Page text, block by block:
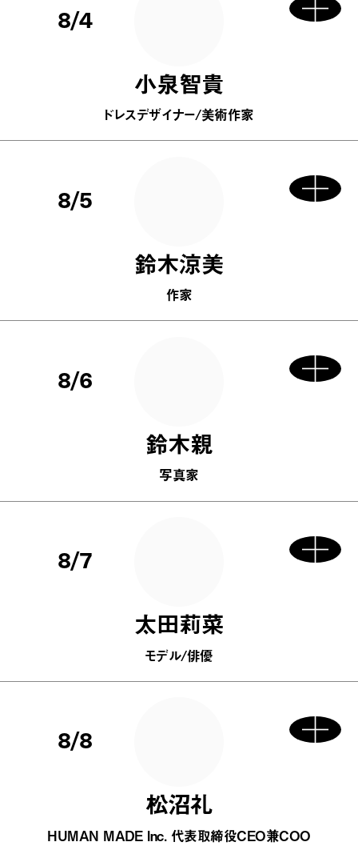
8/4
小泉智貴
ドレスデザイナー/美術作家
8/5
鈴木涼美
作家
8/6
鈴木親
写真家
8/7
太田莉菜
モデル/俳優
8/8
松沼礼
HUMAN MADE Inc. 代表取締役CEO兼COO